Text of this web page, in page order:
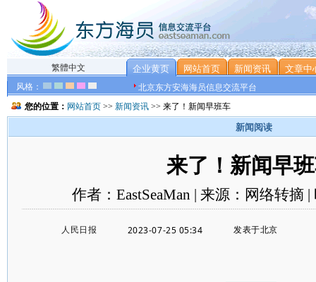
繁體中文
风格：
企业黄页 网站首页 新闻资讯 文章中
北京东方安海海员信息交流平台
您的位置： 网站首页 >> 新闻资讯 >> 来了！新闻早班车
新闻阅读
来了！新闻早
作者：EastSeaMan | 来源：网络转摘
人民日报 2023-07-25 05:34 发表于北京